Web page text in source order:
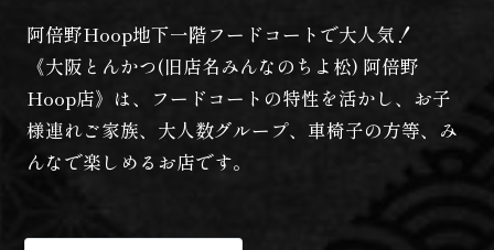
阿倍野Hoop地下一階フードコートで大人気！
《大阪とんかつ(旧店名みんなのちよ松) 阿倍野
Hoop店》は、フードコートの特性を活かし、お子
様連れご家族、大人数グループ、車椅子の方等、み
んなで楽しめるお店です。